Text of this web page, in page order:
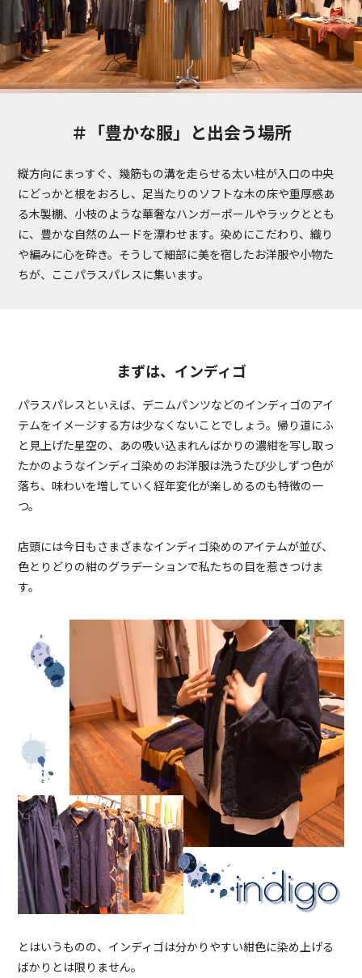
＃「豊かな服」と出会う場所
縦方向にまっすぐ、幾筋もの溝を走らせる太い柱が入口の中央
にどっかと根をおろし、足当たりのソフトな木の床や重厚感あ
る木製棚、小枝のような華奢なハンガーポールやラックととも
に、豊かな自然のムードを漂わせます。染めにこだわり、織り
や編みに心を砕き。そうして細部に美を宿したお洋服や小物た
ちが、ここパラスパレスに集います。
まずは、インディゴ
パラスパレスといえば、デニムパンツなどのインディゴのアイ
テムをイメージする方は少なくないことでしょう。帰り道にふ
と見上げた星空の、あの吸い込まれんばかりの濃紺を写し取っ
たかのようなインディゴ染めのお洋服は洗うたび少しずつ色が
落ち、味わいを増していく経年変化が楽しめるのも特徴の一
つ。
店頭には今日もさまざまなインディゴ染めのアイテムが並び、
色とりどりの紺のグラデーションで私たちの目を惹きつけま
す。
とはいうものの、インディゴは分かりやすい紺色に染め上げる
ばかりとは限りません。